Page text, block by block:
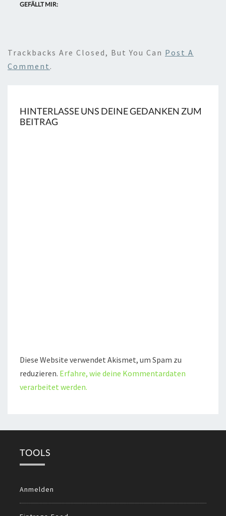
GEFÄLLT MIR:
Trackbacks Are Closed, But You Can Post A
Comment .
HINTERLASSE UNS DEINE GEDANKEN ZUM
BEITRAG
Diese Website verwendet Akismet, um Spam zu
reduzieren. Erfahre, wie deine Kommentardaten
verarbeitet werden.
TOOLS
Anmelden